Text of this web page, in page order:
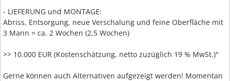
- LIEFERUNG und MONTAGE:
Abriss, Entsorgung, neue Verschalung und feine Oberfläche mit
3 Mann = ca. 2 Wochen (2,5 Wochen)
>> 10.000 EUR (Kostenschätzung, netto zuzüglich 19 % MwSt.)"
Gerne können auch Alternativen aufgezeigt werden! Momentan